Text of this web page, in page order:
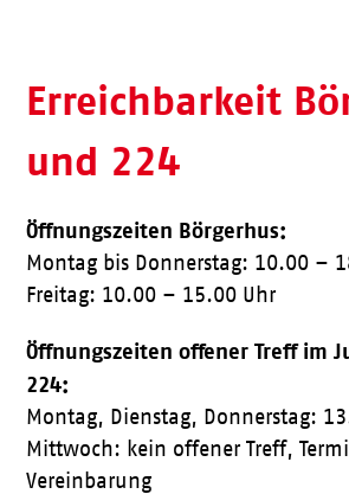
Erreichbarkeit
und 224
Öffnungszeiten Börgerhus:
Montag bis Donnerstag: 10.00 –
Freitag: 10.00 – 15.00 Uhr
Öffnungszeiten offener Treff im
224:
Montag, Dienstag, Donnerstag:
Mittwoch: kein offener Treff,
Vereinbarung